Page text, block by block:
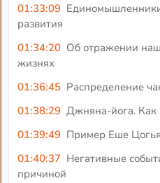
01:33:09
развития
01:34:20 Об отражении
жизнях
01:36:45 Распределение
01:38:29 Джняна-йога. Как
01:39:49 Пример Еше
01:40:37 Негативные
причиной